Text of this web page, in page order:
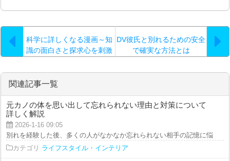
科学に詳しくなる漫画～知
識の面白さと探求心を刺激
DV彼氏と別れるための安全
で確実な方法とは
関連記事一覧
元カノの体を思い出して忘れられない理由と対策について
詳しく解説
2026-1-16 09:05
別れを経験した後、多くの人がなかなか忘れられない相手の記憶に悩まさ
カテゴリ ライフスタイル・インテリア